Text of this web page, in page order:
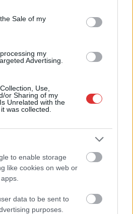
purposes in below Google
Sale of my
my
Advertising.
Use,
or Sharing of my
Unrelated with the
was collected.
to enable storage
like cookies on web or
data to be sent to
purposes.
együtt.
olajbányász